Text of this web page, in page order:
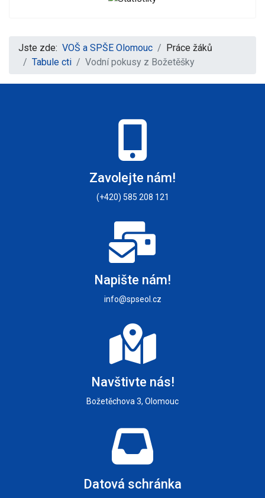
Jste zde: VOŠ a SPŠE Olomouc
Práce žáků
Tabule cti
Vodní pokusy z Božetěšky
Zavolejte nám!
(+420) 585 208 121
Napište nám!
info@spseol.cz
Navštivte nás!
Božetěchova 3, Olomouc
Datová schránka